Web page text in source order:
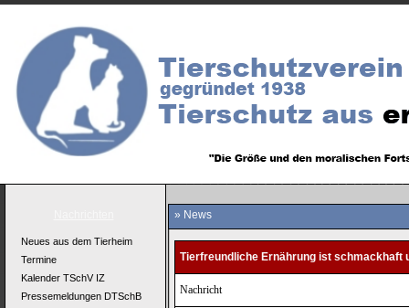
Neues aus dem Tierheim
Termine
Kalender TSchV IZ
Pressemeldungen DTSchB
» News
Tierfreundliche Ernährung ist schmackhaft
Nachricht